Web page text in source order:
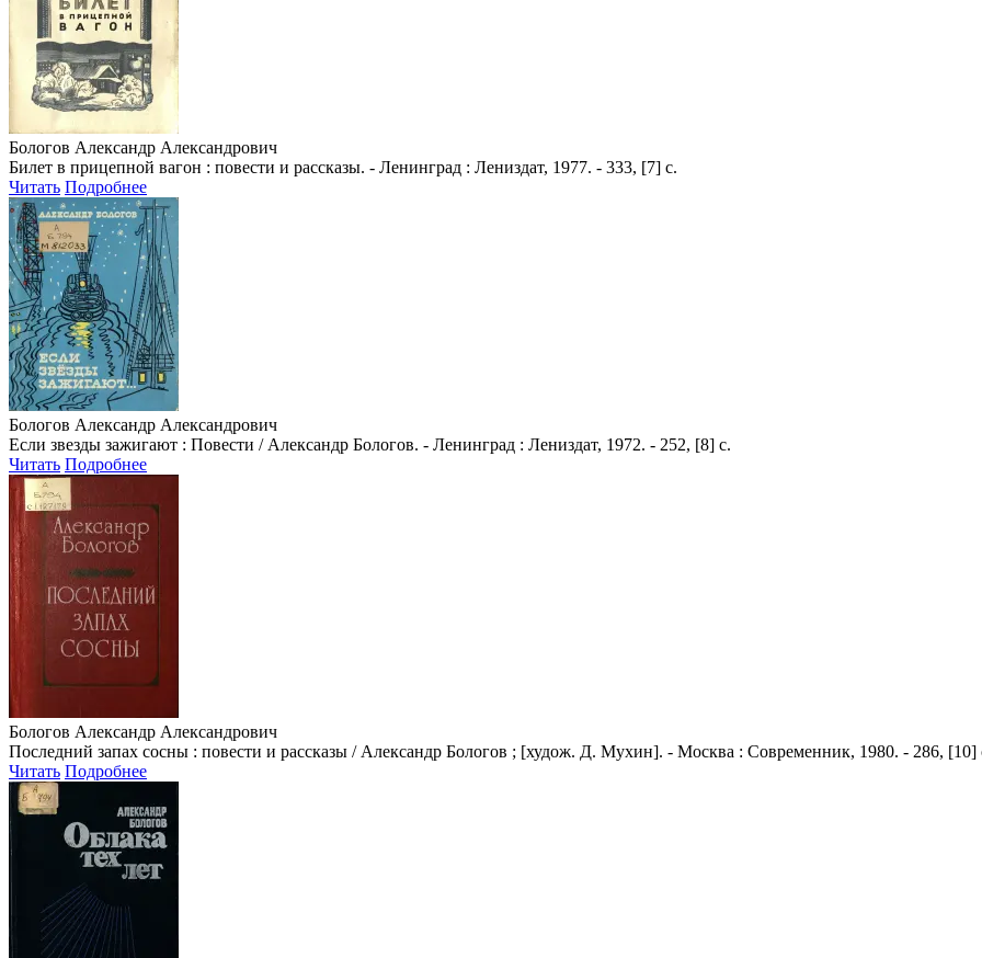
Бологов Александр Александрович
Билет в прицепной вагон : повести и рассказы. - Ленинград : Лениздат, 1977. - 333, [7] с.
Читать Подробнее
Бологов Александр Александрович
Если звезды зажигают : Повести / Александр Бологов. - Ленинград : Лениздат, 1972. - 252, [8] с.
Читать Подробнее
Бологов Александр Александрович
Последний запах сосны : повести и рассказы / Александр Бологов ; [худож. Д. Мухин]. - Москва : Современник, 1980. - 286, [10]
Читать Подробнее